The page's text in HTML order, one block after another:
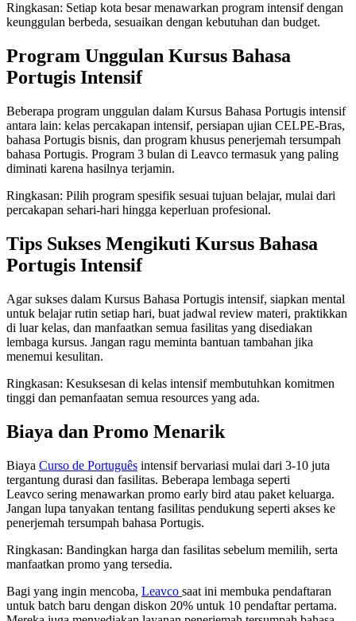
Ringkasan: Setiap kota besar menawarkan program intensif dengan
keunggulan berbeda, sesuaikan dengan kebutuhan dan budget.
Program Unggulan Kursus Bahasa
Portugis Intensif
Beberapa program unggulan dalam Kursus Bahasa Portugis intensif
antara lain: kelas percakapan intensif, persiapan ujian CELPE-Bras,
bahasa Portugis bisnis, dan program khusus penerjemah tersumpah
bahasa Portugis. Program 3 bulan di Leavco termasuk yang paling
diminati karena hasilnya terjamin.
Ringkasan: Pilih program spesifik sesuai tujuan belajar, mulai dari
percakapan sehari-hari hingga keperluan profesional.
Tips Sukses Mengikuti Kursus Bahasa
Portugis Intensif
Agar sukses dalam Kursus Bahasa Portugis intensif, siapkan mental
untuk belajar rutin setiap hari, buat jadwal review materi, praktikkan
di luar kelas, dan manfaatkan semua fasilitas yang disediakan
lembaga kursus. Jangan ragu meminta bantuan tambahan jika
menemui kesulitan.
Ringkasan: Kesuksesan di kelas intensif membutuhkan komitmen
tinggi dan pemanfaatan semua resources yang ada.
Biaya dan Promo Menarik
Biaya Curso de Português intensif bervariasi mulai dari 3-10 juta
tergantung durasi dan fasilitas. Beberapa lembaga seperti
Leavco sering menawarkan promo early bird atau paket keluarga.
Jangan lupa tanyakan tentang fasilitas pendukung seperti akses ke
penerjemah tersumpah bahasa Portugis.
Ringkasan: Bandingkan harga dan fasilitas sebelum memilih, serta
manfaatkan promo yang tersedia.
Bagi yang ingin mencoba, Leavco saat ini membuka pendaftaran
untuk batch baru dengan diskon 20% untuk 10 pendaftar pertama.